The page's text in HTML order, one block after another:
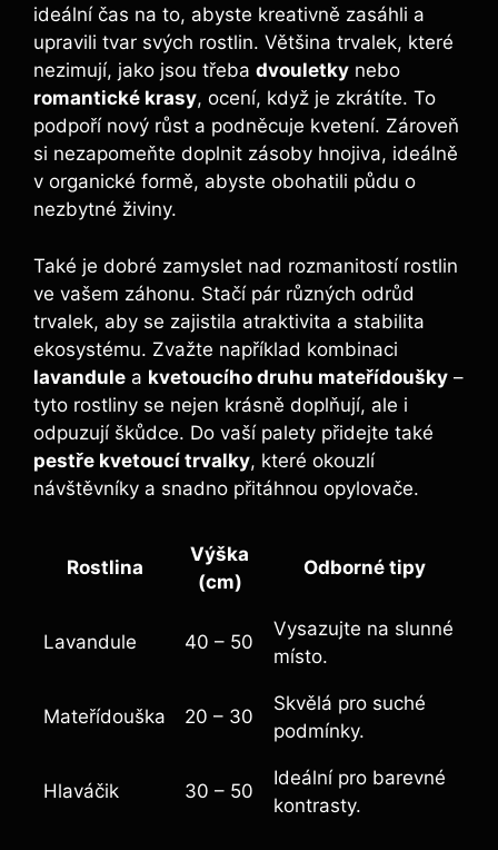
ideální čas na to, abyste kreativně zasáhli a
upravili tvar svých rostlin. Většina trvalek, které
nezimují, jako jsou třeba dvouletky nebo
romantické krasy, ocení, když je zkrátíte. To
podpoří nový růst a podněcuje kvetení. Zároveň
si nezapomeňte doplnit zásoby hnojiva, ideálně
v organické formě, abyste obohatili půdu o
nezbytné živiny.
Také je dobré zamyslet nad rozmanitostí rostlin
ve vašem záhonu. Stačí pár různých odrůd
trvalek, aby se zajistila atraktivita a stabilita
ekosystému. Zvažte například kombinaci
lavandule a kvetoucího druhu mateřídoušky –
tyto rostliny se nejen krásně doplňují, ale i
odpuzují škůdce. Do vaší palety přidejte také
pestře kvetoucí trvalky, které okouzlí
návštěvníky a snadno přitáhnou opylovače.
Rostlina
Výška
(cm)
Odborné tipy
Lavandule 40 – 50
Vysazujte na slunné
místo.
Mateřídouška 20 – 30
Skvělá pro suché
podmínky.
Hlaváčik 30 – 50
Ideální pro barevné
kontrasty.